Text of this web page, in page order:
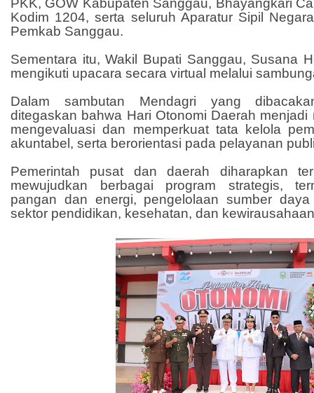
PKK, GOW Kabupaten Sanggau, Bhayangkari
Kodim 1204, serta seluruh Aparatur Sipil
Pemkab Sanggau.
Sementara itu, Wakil Bupati Sanggau, Susana
mengikuti upacara secara virtual melalui
Dalam sambutan Mendagri yang
ditegaskan bahwa Hari Otonomi Daerah
mengevaluasi dan memperkuat tata kelola
akuntabel, serta berorientasi pada pelayanan
Pemerintah pusat dan daerah diharapkan
mewujudkan berbagai program strategis,
pangan dan energi, pengelolaan sumber
sektor pendidikan, kesehatan, dan